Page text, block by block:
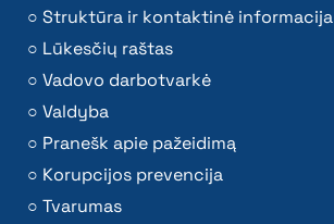
Struktūra ir kontaktinė informacija
Lūkesčių raštas
Vadovo darbotvarkė
Valdyba
Pranešk apie pažeidimą
Korupcijos prevencija
Tvarumas